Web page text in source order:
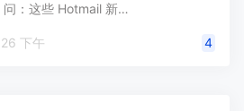
问：这些 Hotmail 新…
10 月 31 日, 6:26 下午 4